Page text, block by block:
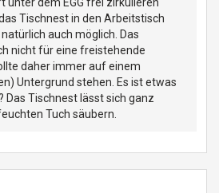
Tischnest in den Arbeitstisch
auch möglich. Das
nicht für eine freistehende
daher immer auf einem
Untergrund stehen. Es ist etwas
Das Tischnest lässt sich ganz
Tuch säubern.